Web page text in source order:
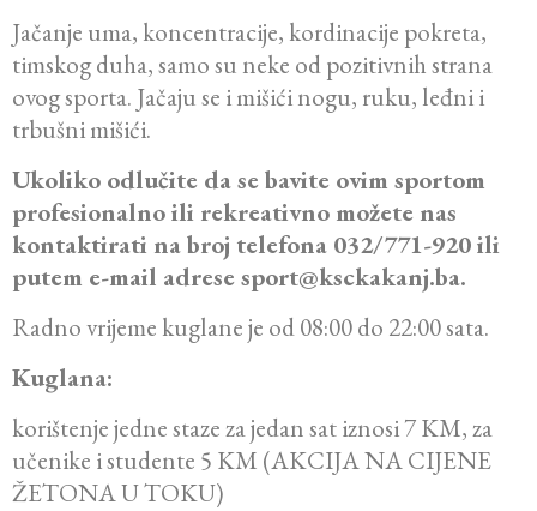
Jačanje uma, koncentracije, kordinacije pokreta,
timskog duha, samo su neke od pozitivnih strana
ovog sporta. Jačaju se i mišići nogu, ruku, leđni i
trbušni mišići.
Ukoliko odlučite da se bavite ovim sportom
profesionalno ili rekreativno možete nas
kontaktirati na broj telefona 032/771-920 ili
putem e-mail adrese sport@ksckakanj.ba.
Radno vrijeme kuglane je od 08:00 do 22:00 sata.
Kuglana:
korištenje jedne staze za jedan sat iznosi 7 KM, za
učenike i studente 5 KM (AKCIJA NA CIJENE
ŽETONA U TOKU)